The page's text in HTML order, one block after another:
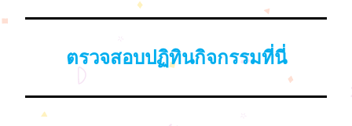
ตรวจสอบปฏิทินกิจกรรมที่นี่